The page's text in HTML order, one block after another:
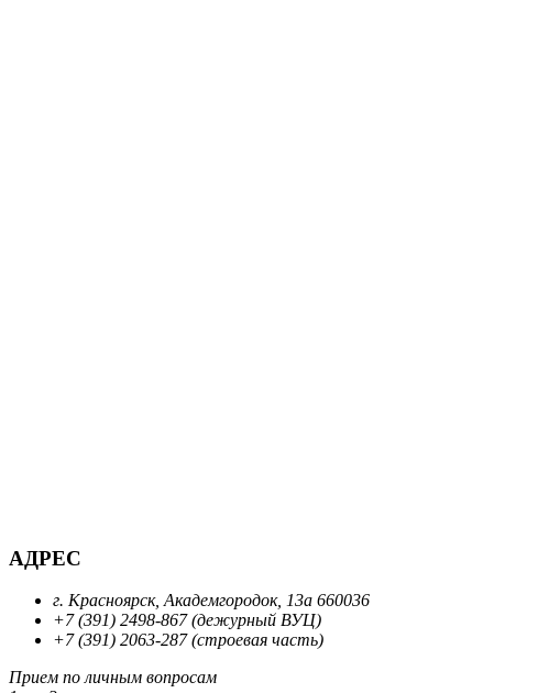
АДРЕС
г. Красноярск, Академгородок, 13а 660036
+7 (391) 2498-867 (дежурный ВУЦ)
+7 (391) 2063-287 (строевая часть)
Прием по личным вопросам